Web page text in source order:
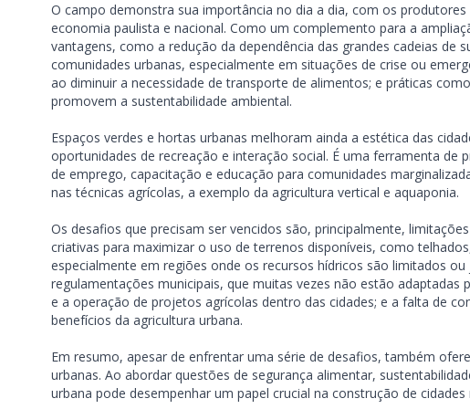
O campo demonstra sua importância no dia a dia, com os
economia paulista e nacional. Como um complemento para a
vantagens, como a redução da dependência das grandes cadeias de
comunidades urbanas, especialmente em situações de crise ou
ao diminuir a necessidade de transporte de alimentos; e práticas
promovem a sustentabilidade ambiental.
Espaços verdes e hortas urbanas melhoram ainda a estética das
oportunidades de recreação e interação social. É uma ferramenta
de emprego, capacitação e educação para comunidades
nas técnicas agrícolas, a exemplo da agricultura vertical e aquaponia.
Os desafios que precisam ser vencidos são, principalmente,
criativas para maximizar o uso de terrenos disponíveis, como
especialmente em regiões onde os recursos hídricos são limitados
regulamentações municipais, que muitas vezes não estão
e a operação de projetos agrícolas dentro das cidades; e a falta de
benefícios da agricultura urbana.
Em resumo, apesar de enfrentar uma série de desafios, também
urbanas. Ao abordar questões de segurança alimentar,
urbana pode desempenhar um papel crucial na construção de